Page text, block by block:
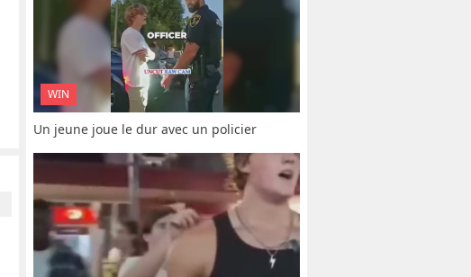
WIN
Un jeune joue le dur avec un policier